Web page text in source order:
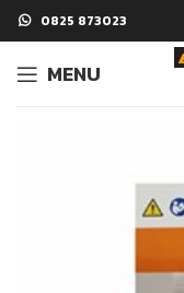
0825 873023
MENU